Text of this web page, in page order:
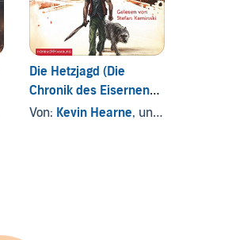
Die Hetzjagd (Die
Chronik des Eisernen
Druiden 1)
Von: Kevin Hearne, und andere